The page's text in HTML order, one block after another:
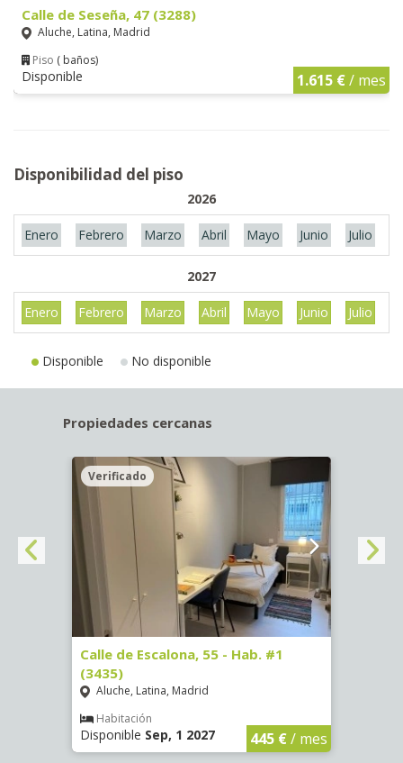
Calle de Seseña, 47 (3288)
Aluche, Latina, Madrid
Piso ( baños)
Disponible 1.615 €/ mes
Disponibilidad del piso
2026
Enero Febrero Marzo Abril Mayo Junio Julio
2027
Enero Febrero Marzo Abril Mayo Junio Julio
Disponible No disponible
Propiedades cercanas
Verificado
Calle de Escalona, 55 - Hab. #1
(3435)
Aluche, Latina, Madrid
Habitación
Disponible Sep, 1 2027 445 €/ mes